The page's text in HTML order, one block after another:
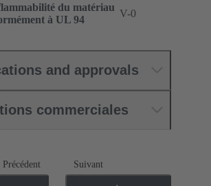
du matériau
à UL 94
V-0
and approvals
commerciales
Précédent Suivant